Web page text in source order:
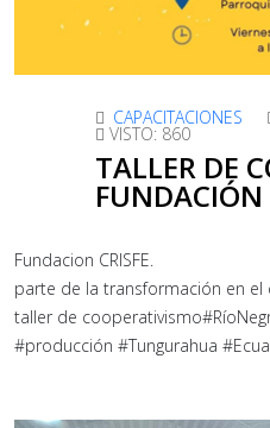
CAPACITACIONES
VISTO: 860
TALLER DE
FUNDACIÓN
Fundacion
parte de la transformación en el
taller de
#producción #Tungurahua